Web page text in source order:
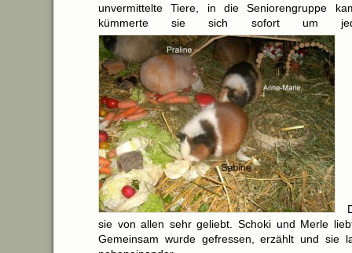
unvermittelte Tiere, in die Seniorengruppe
kümmerte sie sich sofort um
sie von allen sehr geliebt. Schoki und Merle
Gemeinsam wurde gefressen, erzählt und sie